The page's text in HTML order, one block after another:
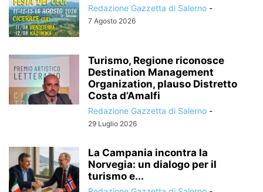
Redazione Gazzetta di Salerno -
7 Agosto 2026
Turismo, Regione riconosce
Destination Management
Organization, plauso Distretto
Costa d’Amalfi
Redazione Gazzetta di Salerno -
29 Luglio 2026
La Campania incontra la
Norvegia: un dialogo per il
turismo e...